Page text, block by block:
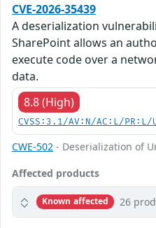
CVE-2026-35439
A deserialization
SharePoint allows an
execute code over a
data.
8.8 (High)
CVSS:3.1/AV:N/AC:L/
CWE-502 - Deserialization of
Affected products
Known affected 26